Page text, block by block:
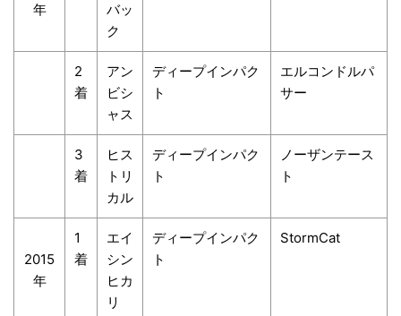
年
バッ
ク
2
着
アン
ビシ
ャス
ディープインパク
ト
エルコンドルパ
サー
3
着
ヒス
トリ
カル
ディープインパク
ト
ノーザンテース
ト
2015
年
1
着
エイ
シン
ヒカ
リ
ディープインパク
ト
StormCat